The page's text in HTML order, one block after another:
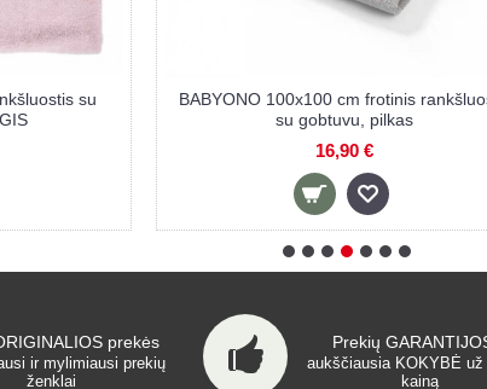
42x25 cm,
BABYONO bambukinė pirštinė vaiko
maudynėms, žalia
4,60 €
prekės
ir mylimiausi prekių
ženklai
Prekių
aukščiausia KOKYBĖ
kainą